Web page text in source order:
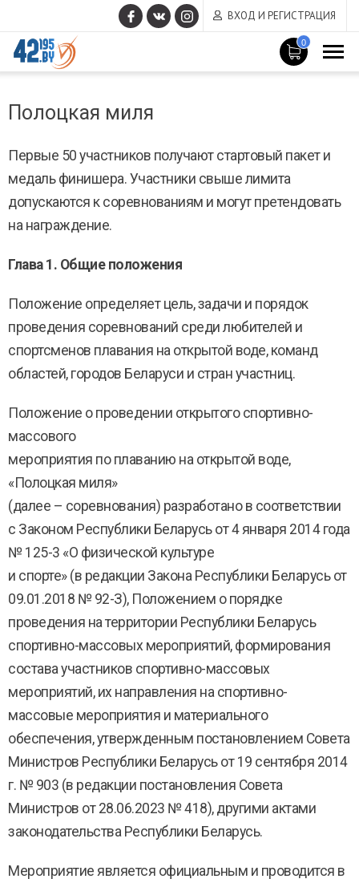
ВХОД И РЕГИСТРАЦИЯ
0
MAIN
CONTENT
14,
Полоцкая миля
Первые 50 участников получают стартовый пакет и
медаль финишера. Участники свыше лимита
допускаются к соревнованиям и могут претендовать
на награждение.
Глава 1. Общие положения
Положение определяет цель, задачи и порядок
проведения соревнований среди любителей и
спортсменов плавания на открытой воде, команд
областей, городов Беларуси и стран участниц.
Положение о проведении открытого спортивно-
массового
мероприятия по плаванию на открытой воде,
«Полоцкая миля»
(далее – соревнования) разработано в соответствии
с Законом Республики Беларусь от 4 января 2014 года
№ 125-3 «О физической культуре
и спорте» (в редакции Закона Республики Беларусь от
09.01.2018 № 92-З), Положением о порядке
проведения на территории Республики Беларусь
спортивно-массовых мероприятий, формирования
состава участников спортивно-массовых
мероприятий, их направления на спортивно-
массовые мероприятия и материального
обеспечения, утвержденным постановлением Совета
Министров Республики Беларусь от 19 сентября 2014
г. № 903 (в редакции постановления Совета
Министров от 28.06.2023 № 418), другими актами
законодательства Республики Беларусь.
Мероприятие является официальным и проводится в